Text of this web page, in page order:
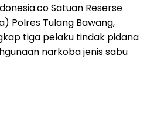
Satuan Reserse
Polres Tulang Bawang,
tiga pelaku tindak pidana
narkoba jenis sabu